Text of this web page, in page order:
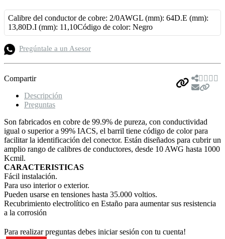
Calibre del conductor de cobre: 2/0AWGL (mm): 64D.E (mm):
13,80D.I (mm): 11,10Código de color: Negro
Pregúntale a un Asesor
Compartir
Descripción
Preguntas
Son fabricados en cobre de 99.9% de pureza, con conductividad
igual o superior a 99% IACS, el barril tiene código de color para
facilitar la identificación del conector. Están diseñados para cubrir un
amplio rango de calibres de conductores, desde 10 AWG hasta 1000
Kcmil.
CARACTERISTICAS
Fácil instalación.
Para uso interior o exterior.
Pueden usarse en tensiones hasta 35.000 voltios.
Recubrimiento electrolítico en Estaño para aumentar sus resistencia
a la corrosión
Para realizar preguntas debes iniciar sesión con tu cuenta!